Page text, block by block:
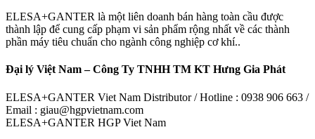
ELESA+GANTER là một liên doanh bán hàng toàn cầu được
thành lập để cung cấp phạm vi sản phẩm rộng nhất về các thành
phần máy tiêu chuẩn cho ngành công nghiệp cơ khí..
Đại lý Việt Nam – Công Ty TNHH TM KT Hưng Gia Phát
ELESA+GANTER Viet Nam Distributor / Hotline : 0938 906 663 /
Email : giau@hgpvietnam.com
ELESA+GANTER HGP Viet Nam